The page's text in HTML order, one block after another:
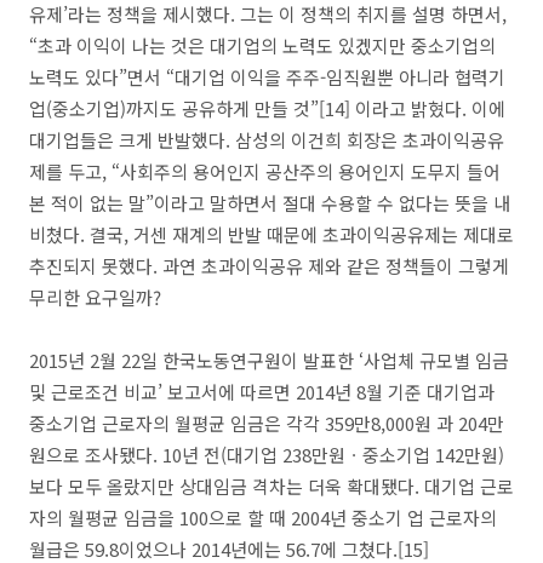
유제’라는 정책을 제시했다. 그는 이 정책의 취지를 설명 하면서,
“초과 이익이 나는 것은 대기업의 노력도 있겠지만 중소기업의
노력도 있다”면서 “대기업 이익을 주주-임직원뿐 아니라 협력기
업(중소기업)까지도 공유하게 만들 것”[14] 이라고 밝혔다. 이에
대기업들은 크게 반발했다. 삼성의 이건희 회장은 초과이익공유
제를 두고, “사회주의 용어인지 공산주의 용어인지 도무지 들어
본 적이 없는 말”이라고 말하면서 절대 수용할 수 없다는 뜻을 내
비쳤다. 결국, 거센 재계의 반발 때문에 초과이익공유제는 제대로
추진되지 못했다. 과연 초과이익공유 제와 같은 정책들이 그렇게
무리한 요구일까?
2015년 2월 22일 한국노동연구원이 발표한 ‘사업체 규모별 임금
및 근로조건 비교’ 보고서에 따르면 2014년 8월 기준 대기업과
중소기업 근로자의 월평균 임금은 각각 359만8,000원 과 204만
원으로 조사됐다. 10년 전(대기업 238만원ㆍ중소기업 142만원)
보다 모두 올랐지만 상대임금 격차는 더욱 확대됐다. 대기업 근로
자의 월평균 임금을 100으로 할 때 2004년 중소기 업 근로자의
월급은 59.8이었으나 2014년에는 56.7에 그쳤다.[15]